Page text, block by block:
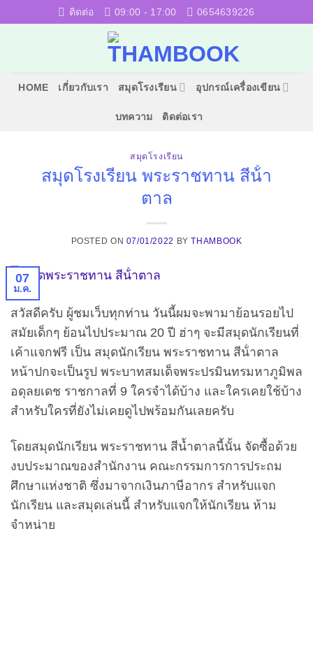
ติดต่อ 09:00 - 17:00 0654639226
HOME เกี่ยวกับเรา สมุดโรงเรียน อุปกรณ์เครื่องเขียน
บทความ ติดต่อเรา
สมุดโรงเรียน
สมุดโรงเรียน พระราชทาน สีน้ํา
ตาล
POSTED ON 07/01/2022 BYTHAMBOOK
07
ม.ค.
สวัสดีครับ ผู้ชมเว็บทุกท่าน วันนี้ผมจะพามาย้อนรอยไป
สมัยเด็กๆ ย้อนไปประมาณ 20 ปี ฮ่าๆ จะมีสมุดนักเรียนที่
เค้าแจกฟรี เป็น สมุดนักเรียน พระราชทาน สีน้ําตาล
หน้าปกจะเป็นรูป พระบาทสมเด็จพระปรมินทรมหาภูมิพล
อดุลยเดช ราชกาลที่ 9 ใครจำได้บ้าง และใครเคยใช้บ้าง
สำหรับใครที่ยังไม่เคยดูไปพร้อมกันเลยครับ
โดยสมุดนักเรียน พระราชทาน สีน้ำตาลนี้นั้น จัดซื้อด้วย
งบประมาณของสำนักงาน คณะกรรมการการประถม
ศึกษาแห่งชาติ ซึ่งมาจากเงินภาษีอากร สำหรับแจก
นักเรียน และสมุดเล่นนี้ สำหรับแจกให้นักเรียน ห้าม
จำหน่าย